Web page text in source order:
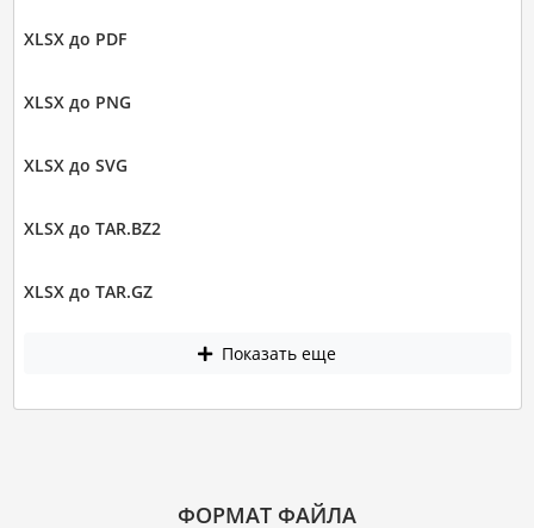
XLSX до PDF
XLSX до PNG
XLSX до SVG
XLSX до TAR.BZ2
XLSX до TAR.GZ
Показать еще
ФОРМАТ ФАЙЛА